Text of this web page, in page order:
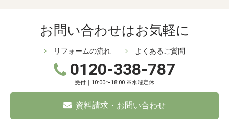
お問い合わせはお気軽に
リフォームの流れ よくあるご質問
0120-338-787
受付｜10:00〜18:00 ※水曜定休
資料請求・お問い合わせ